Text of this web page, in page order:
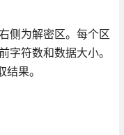
侧为解密区。每个区
字符数和数据大小。
果。